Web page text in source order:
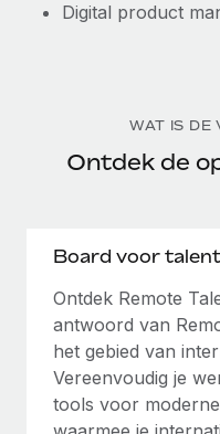
Digital product
WAT IS DE
Ontdek de
Board voor
Ontdek Remote
antwoord van
het gebied van
Vereenvoudig je
tools voor